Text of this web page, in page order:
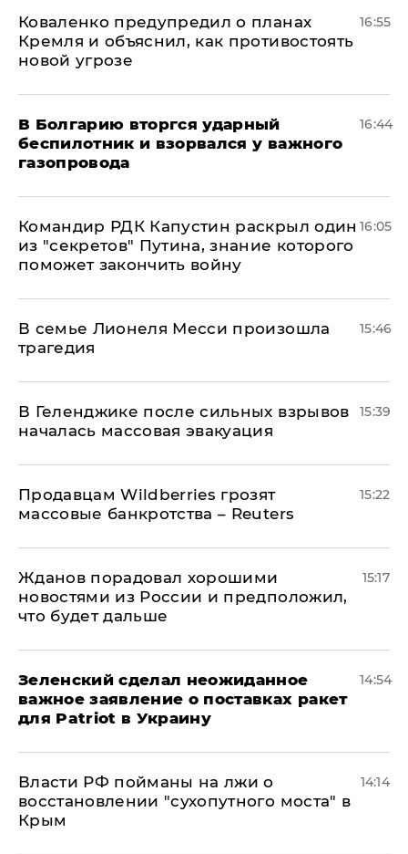
Коваленко предупредил о планах
Кремля и объяснил, как противостоять
новой угрозе
16:55
В Болгарию вторгся ударный
беспилотник и взорвался у важного
газопровода
16:44
Командир РДК Капустин раскрыл один
из "секретов" Путина, знание которого
поможет закончить войну
16:05
В семье Лионеля Месси произошла
трагедия
15:46
В Геленджике после сильных взрывов
началась массовая эвакуация
15:39
Продавцам Wildberries грозят
массовые банкротства – Reuters
15:22
Жданов порадовал хорошими
новостями из России и предположил,
что будет дальше
15:17
Зеленский сделал неожиданное
важное заявление о поставках ракет
для Patriot в Украину
14:54
Власти РФ пойманы на лжи о
восстановлении "сухопутного моста" в
Крым
14:14